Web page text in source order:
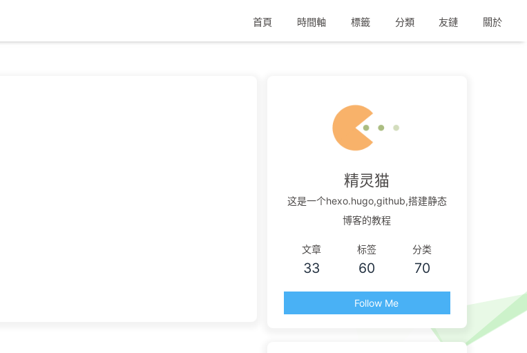
首頁 時間軸 標籤 分類 友鏈 關於
精灵猫
这是一个hexo.hugo,github,搭建静态
博客的教程
文章
33
标签
60
分类
70
Follow Me